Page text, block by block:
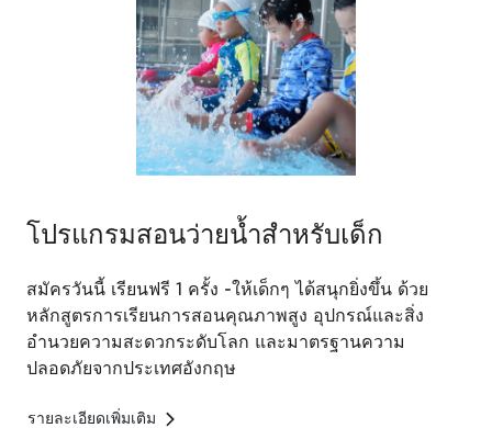
โปรแกรมสอนว่ายน้ำสำหรับเด็ก
สมัครวันนี้ เรียนฟรี 1 ครั้ง -ให้เด็กๆ ได้สนุกยิ่งขึ้น ด้วย
หลักสูตรการเรียนการสอนคุณภาพสูง อุปกรณ์และสิ่ง
อำนวยความสะดวกระดับโลก และมาตรฐานความ
ปลอดภัยจากประเทศอังกฤษ
รายละเอียดเพิ่มเติม